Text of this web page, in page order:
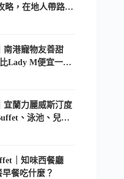
略，在地人帶路這
南港寵物友善甜
Lady M便宜一半
宜蘭力麗威斯汀度
、泳池、兒童
｜知味西餐廳
早餐吃什麼？